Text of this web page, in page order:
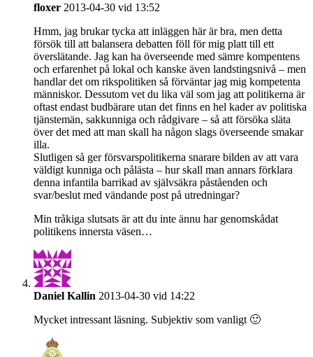
floxer 2013-04-30 vid 13:52
Hmm, jag brukar tycka att inläggen här är bra, men detta
försök till att balansera debatten föll för mig platt till ett
överslätande. Jag kan ha överseende med sämre kompentens
och erfarenhet på lokal och kanske även landstingsnivå – men
handlar det om rikspolitiken så förväntar jag mig kompetenta
människor. Dessutom vet du lika väl som jag att politikerna är
oftast endast budbärare utan det finns en hel kader av politiska
tjänstemän, sakkunniga och rådgivare – så att försöka släta
över det med att man skall ha någon slags överseende smakar
illa.
Slutligen så ger försvarspolitikerna snarare bilden av att vara
väldigt kunniga och pålästa – hur skall man annars förklara
denna infantila barrikad av självsäkra påståenden och
svar/beslut med vändande post på utredningar?
Min tråkiga slutsats är att du inte ännu har genomskådat
politikens innersta väsen…
Daniel Kallin 2013-04-30 vid 14:22
Mycket intressant läsning. Subjektiv som vanligt 🙂